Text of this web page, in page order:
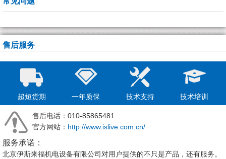
售后服务
超短货期 一年质保 技术支持 技术培训
售后电话：010-85865481
官方网站： http://www.islive.com.cn/
服务承诺：
北京伊斯来福机电设备有限公司对用户提供的不只是产品，还有服务。